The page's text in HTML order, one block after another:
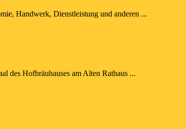
Handwerk, Dienstleistung und anderen ...
des Hofbräuhauses am Alten Rathaus ...